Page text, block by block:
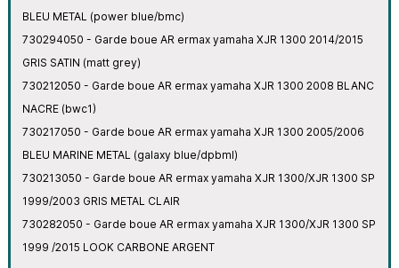
BLEU METAL (power blue/bmc)
730294050 - Garde boue AR ermax yamaha XJR 1300 2014/2015
GRIS SATIN (matt grey)
730212050 - Garde boue AR ermax yamaha XJR 1300 2008 BLANC
NACRE (bwc1)
730217050 - Garde boue AR ermax yamaha XJR 1300 2005/2006
BLEU MARINE METAL (galaxy blue/dpbml)
730213050 - Garde boue AR ermax yamaha XJR 1300/XJR 1300 SP
1999/2003 GRIS METAL CLAIR
730282050 - Garde boue AR ermax yamaha XJR 1300/XJR 1300 SP
1999 /2015 LOOK CARBONE ARGENT